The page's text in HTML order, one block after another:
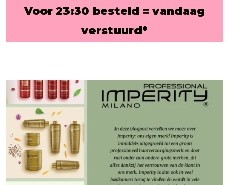
Voor 23:30 besteld = vandaag
verstuurd*